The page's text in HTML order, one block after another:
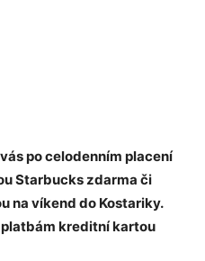
po celodenním placení
Starbucks zdarma či
na víkend do Kostariky.
kreditní kartou